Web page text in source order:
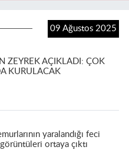
09 Ağustos 2025
ZEYREK AÇIKLADI: ÇOK
KURULACAK
yaralandığı feci
görüntüleri ortaya çıktı